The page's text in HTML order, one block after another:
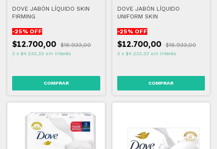
DOVE JABÓN LÍQUIDO SKIN
FIRMING
-25% OFF
$12.700,00 $16.933,00
3 x $4.233,33 sin interés
DOVE JABÓN LÍQUIDO
UNIFORM SKIN
-25% OFF
$12.700,00 $16.933,00
3 x $4.233,33 sin interés